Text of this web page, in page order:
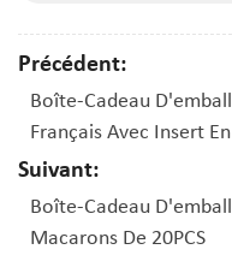
Précédent:
Boîte-Cadeau
Français Avec Insert
Suivant:
Boîte-Cadeau
Macarons De 20PCS